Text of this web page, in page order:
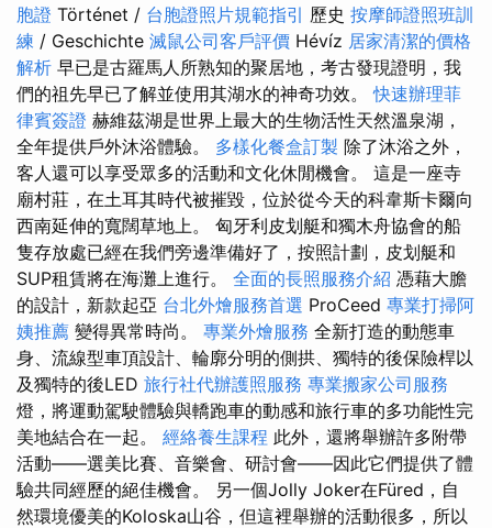
胞證 Történet / 台胞證照片規範指引 歷史 按摩師證照班訓
練 / Geschichte 滅鼠公司客戶評價 Hévíz 居家清潔的價格
解析 早已是古羅馬人所熟知的聚居地，考古發現證明，我
們的祖先早已了解並使用其湖水的神奇功效。快速辦理菲
律賓簽證 赫維茲湖是世界上最大的生物活性天然溫泉湖，
全年提供戶外沐浴體驗。 多樣化餐盒訂製 除了沐浴之外，
客人還可以享受眾多的活動和文化休閒機會。 這是一座寺
廟村莊，在土耳其時代被摧毀，位於從今天的科韋斯卡爾向
西南延伸的寬闊草地上。 匈牙利皮划艇和獨木舟協會的船
隻存放處已經在我們旁邊準備好了，按照計劃，皮划艇和
SUP租賃將在海灘上進行。 全面的長照服務介紹 憑藉大膽
的設計，新款起亞 台北外燴服務首選 ProCeed 專業打掃阿
姨推薦 變得異常時尚。 專業外燴服務 全新打造的動態車
身、流線型車頂設計、輪廓分明的側拱、獨特的後保險桿以
及獨特的後LED 旅行社代辦護照服務 專業搬家公司服務
燈，將運動駕駛體驗與轎跑車的動感和旅行車的多功能性完
美地結合在一起。 經絡養生課程 此外，還將舉辦許多附帶
活動——選美比賽、音樂會、研討會——因此它們提供了體
驗共同經歷的絕佳機會。 另一個Jolly Joker在Füred，自
然環境優美的Koloska山谷，但這裡舉辦的活動很多，所以